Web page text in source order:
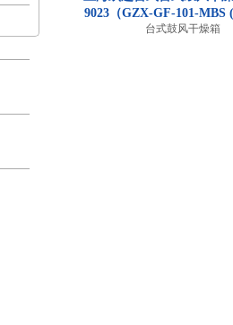
9023（GZX-GF-101-MBS
台式鼓风干燥箱